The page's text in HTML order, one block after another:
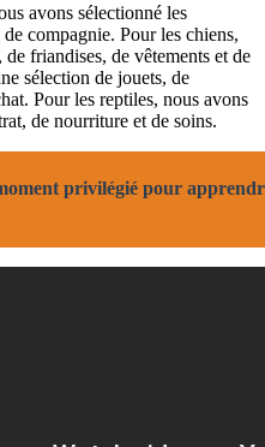
avons sélectionné les
compagnie. Pour les chiens,
friandises, de vêtements et de
sélection de jouets, de
Pour les reptiles, nous avons
de nourriture et de soins.
privilégié pour